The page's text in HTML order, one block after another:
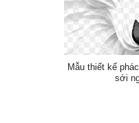
Mẫu thiết kế
sới